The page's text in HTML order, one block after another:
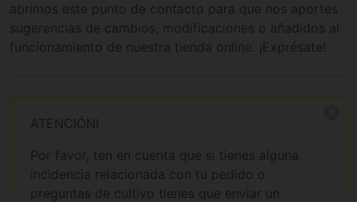
abrimos este punto de contacto para que nos aportes
sugerencias de cambios, modificaciones o añadidos al
funcionamiento de nuestra tienda online. ¡Exprésate!
ATENCIÓN!
Por favor, ten en cuenta que si tienes alguna
incidencia relacionada con tu pedido o
preguntas de cultivo tienes que enviar un